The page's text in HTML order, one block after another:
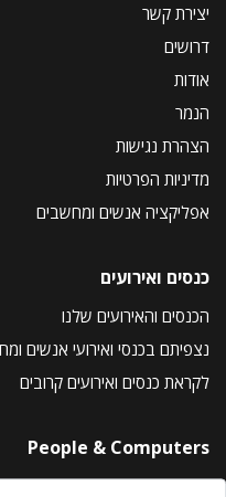
יצירת קשר
דרושים
אודות
הנמר
הצהרת נגישות
מדיניות הפרטיות
אפליקציה אנשים ומחשבים
כנסים ואירועים
הכנסים והאירועים שלנו
נצפיתם בכנסי ואירועי אנשים
לקראת כנסים ואירועים קרובים
People & Computers
About Us